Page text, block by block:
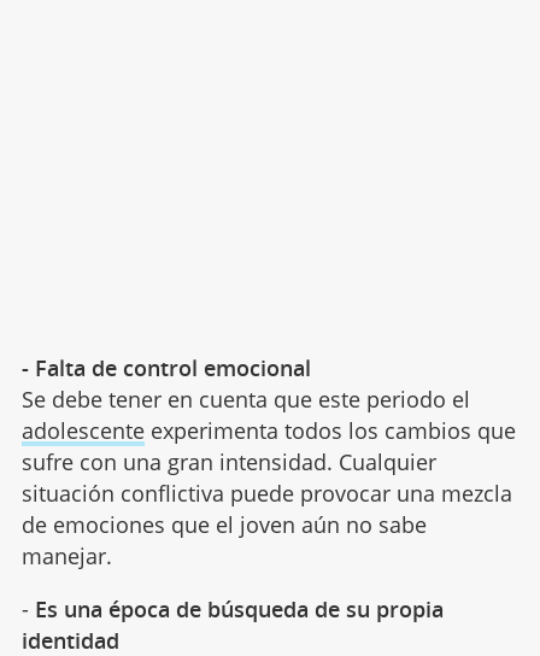
- Falta de control emocional
Se debe tener en cuenta que este periodo el
adolescenteexperimenta todos los cambios que
sufre con una gran intensidad. Cualquier
situación conflictiva puede provocar una mezcla
de emociones que el joven aún no sabe
manejar.
- Es una época de búsqueda de su propia
identidad